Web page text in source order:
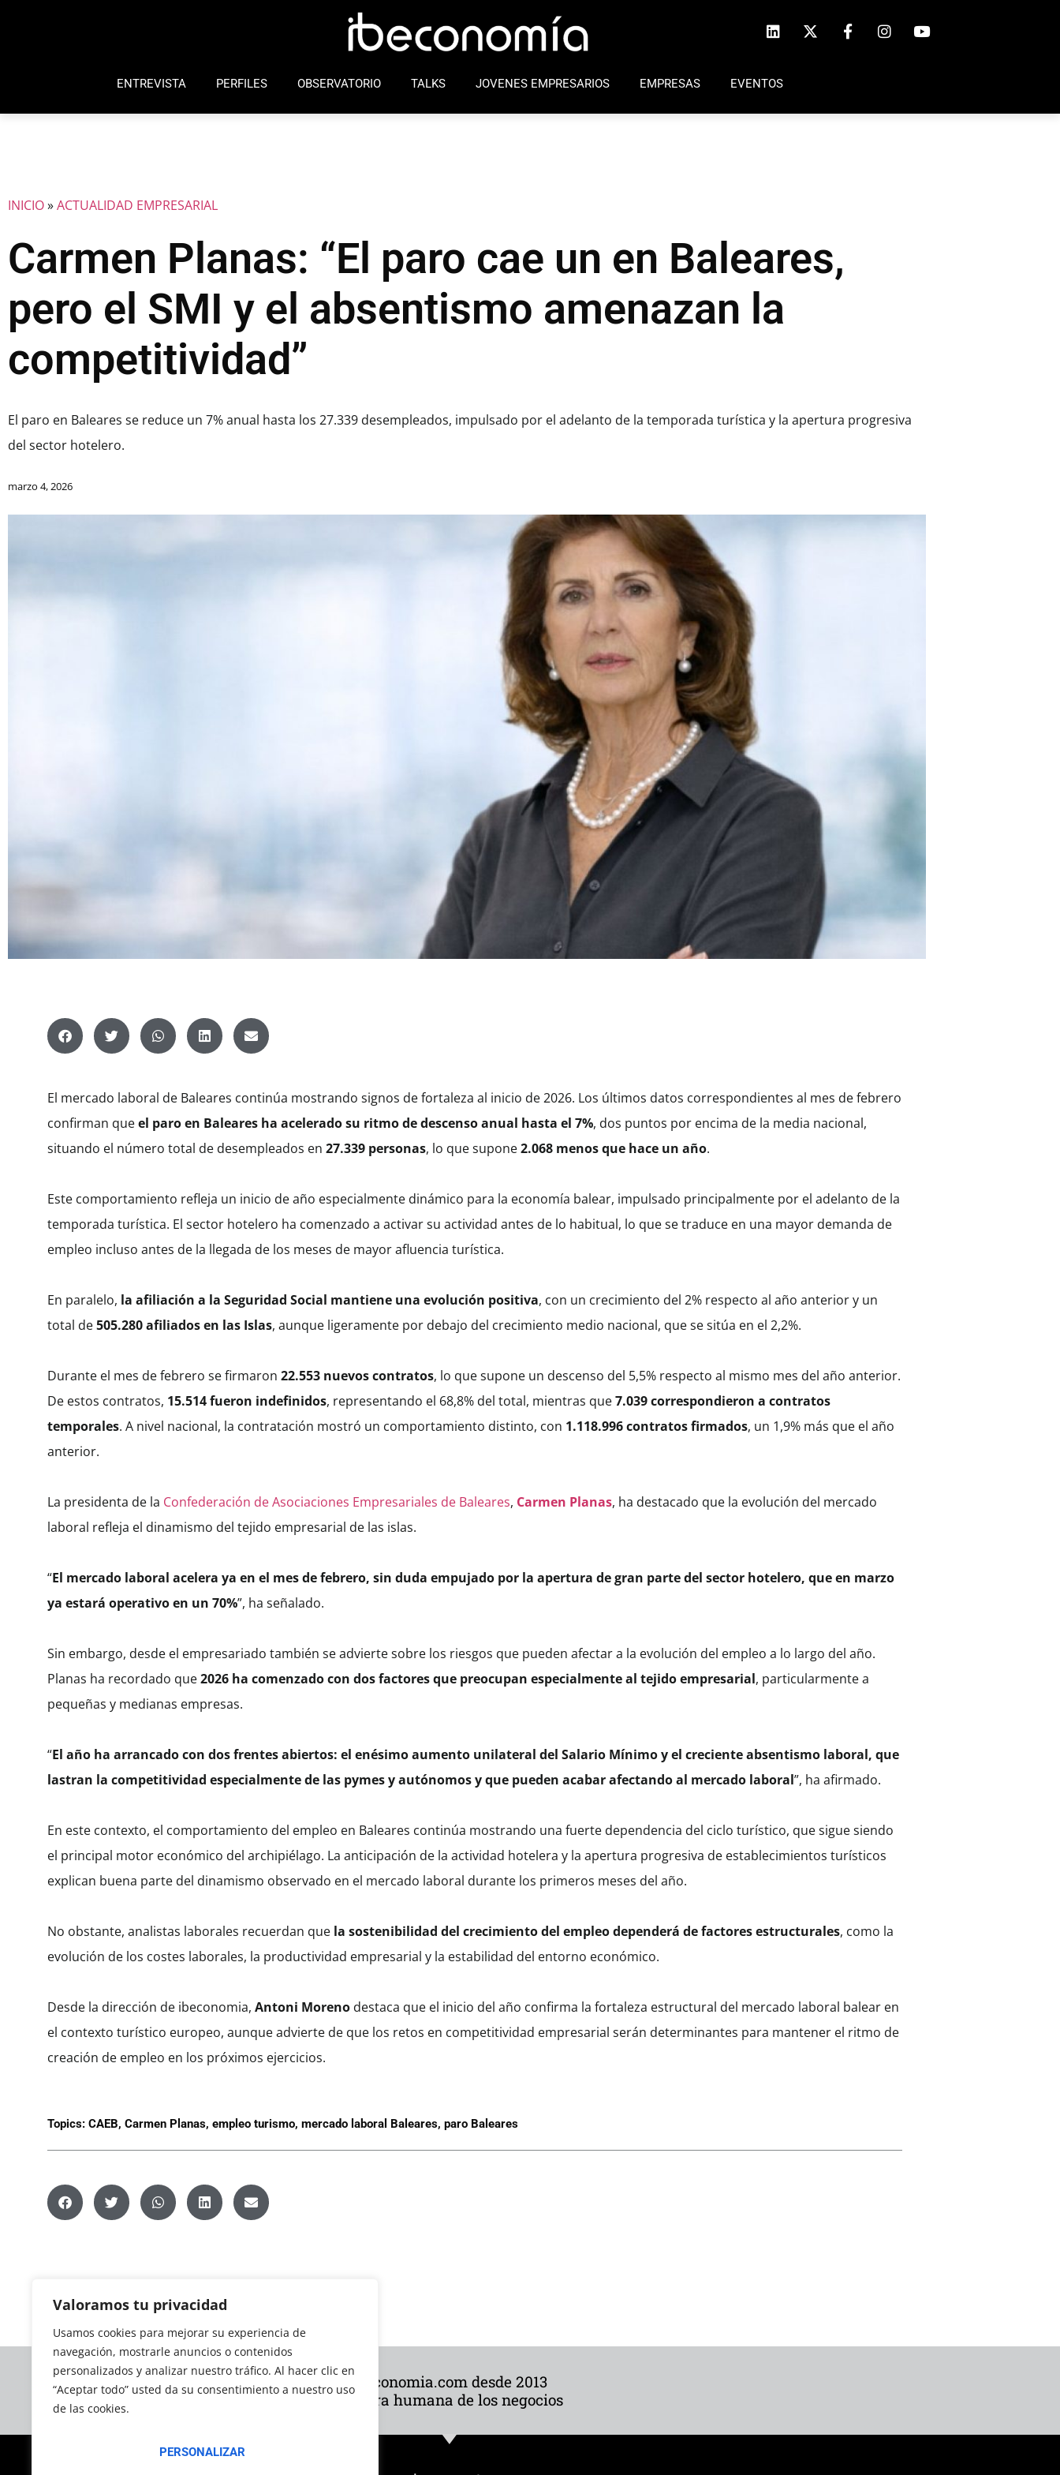
Valoramos tu privacidad
Usamos cookies para mejorar su experiencia de
navegación, mostrarle anuncios o contenidos
personalizados y analizar nuestro tráfico. Al hacer clic en
“Aceptar todo” usted da su consentimiento a nuestro uso
de las cookies.
PERSONALIZAR
ENTREVISTA PERFILES OBSERVATORIO TALKS JOVENES EMPRESARIOS EMPRESAS EVENTOS
INICIO»ACTUALIDAD EMPRESARIAL
Carmen Planas: “El paro cae un en Baleares,
pero el SMI y el absentismo amenazan la
competitividad”
El paro en Baleares se reduce un 7% anual hasta los 27.339 desempleados, impulsado por el adelanto de la temporada turística y la apertura progresiva
del sector hotelero.
marzo 4, 2026
El mercado laboral de Baleares continúa mostrando signos de fortaleza al inicio de 2026. Los últimos datos correspondientes al mes de febrero
confirman queel paro en Baleares ha acelerado su ritmo de descenso anual hasta el 7%, dos puntos por encima de la media nacional,
situando el número total de desempleados en 27.339 personas, lo que supone2.068 menos que hace un año.
Este comportamiento refleja un inicio de año especialmente dinámico para la economía balear, impulsado principalmente por el adelanto de la
temporada turística. El sector hotelero ha comenzado a activar su actividad antes de lo habitual, lo que se traduce en una mayor demanda de
empleo incluso antes de la llegada de los meses de mayor afluencia turística.
En paralelo, la afiliación a la Seguridad Social mantiene una evolución positiva, con un crecimiento del 2% respecto al año anterior y un
total de505.280 afiliados en las Islas, aunque ligeramente por debajo del crecimiento medio nacional, que se sitúa en el 2,2%.
Durante el mes de febrero se firmaron 22.553 nuevos contratos, lo que supone un descenso del 5,5% respecto al mismo mes del año anterior.
De estos contratos, 15.514 fueron indefinidos, representando el 68,8% del total, mientras que7.039 correspondieron a contratos
temporales. A nivel nacional, la contratación mostró un comportamiento distinto, con 1.118.996 contratos firmados, un 1,9% más que el año
anterior.
La presidenta de la Confederación de Asociaciones Empresariales de Baleares, Carmen Planas, ha destacado que la evolución del mercado
laboral refleja el dinamismo del tejido empresarial de las islas.
“El mercado laboral acelera ya en el mes de febrero, sin duda empujado por la apertura de gran parte del sector hotelero, que en marzo
ya estará operativo en un 70%”, ha señalado.
Sin embargo, desde el empresariado también se advierte sobre los riesgos que pueden afectar a la evolución del empleo a lo largo del año.
Planas ha recordado que2026 ha comenzado con dos factores que preocupan especialmente al tejido empresarial, particularmente a
pequeñas y medianas empresas.
“El año ha arrancado con dos frentes abiertos: el enésimo aumento unilateral del Salario Mínimo y el creciente absentismo laboral, que
lastran la competitividad especialmente de las pymes y autónomos y que pueden acabar afectando al mercado laboral”, ha afirmado.
En este contexto, el comportamiento del empleo en Baleares continúa mostrando una fuerte dependencia del ciclo turístico, que sigue siendo
el principal motor económico del archipiélago. La anticipación de la actividad hotelera y la apertura progresiva de establecimientos turísticos
explican buena parte del dinamismo observado en el mercado laboral durante los primeros meses del año.
No obstante, analistas laborales recuerdan que la sostenibilidad del crecimiento del empleo dependerá de factores estructurales, como la
evolución de los costes laborales, la productividad empresarial y la estabilidad del entorno económico.
Desde la dirección de ibeconomia, Antoni Moreno destaca que el inicio del año confirma la fortaleza estructural del mercado laboral balear en
el contexto turístico europeo, aunque advierte de que los retos en competitividad empresarial serán determinantes para mantener el ritmo de
creación de empleo en los próximos ejercicios.
Topics: CAEB, Carmen Planas, empleo turismo, mercado laboral Baleares, paro Baleares
ibeconomia.com desde 2013
La cara humana de los negocios